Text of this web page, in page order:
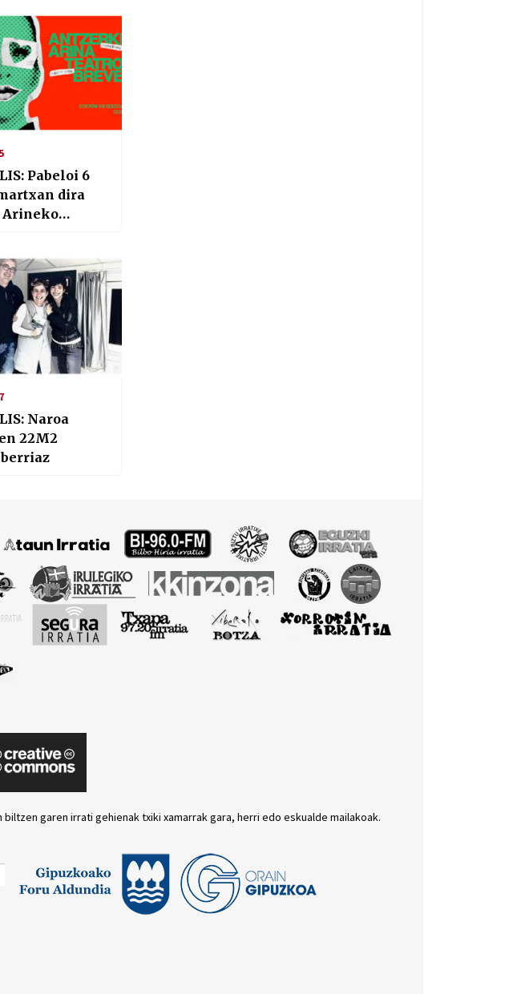
Pabeloi 6
dira
Naroa
garen irrati gehienak txiki xamarrak gara, herri edo eskualde mailakoak.